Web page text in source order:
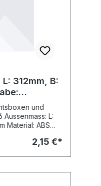
312mm, B:
und
L:
Material: ABS
2,15 €*